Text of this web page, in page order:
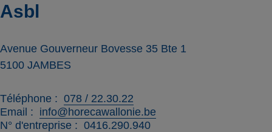
Asbl
Avenue Gouverneur Bovesse 35 Bte 1
5100 JAMBES
Téléphone
078 / 22.30.22
Email
info@horecawallonie.be
N° d'entreprise
0416.290.940